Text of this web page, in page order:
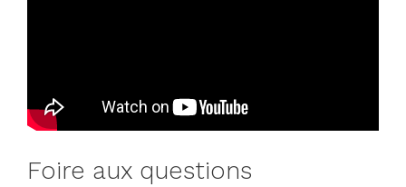
Foire aux questions